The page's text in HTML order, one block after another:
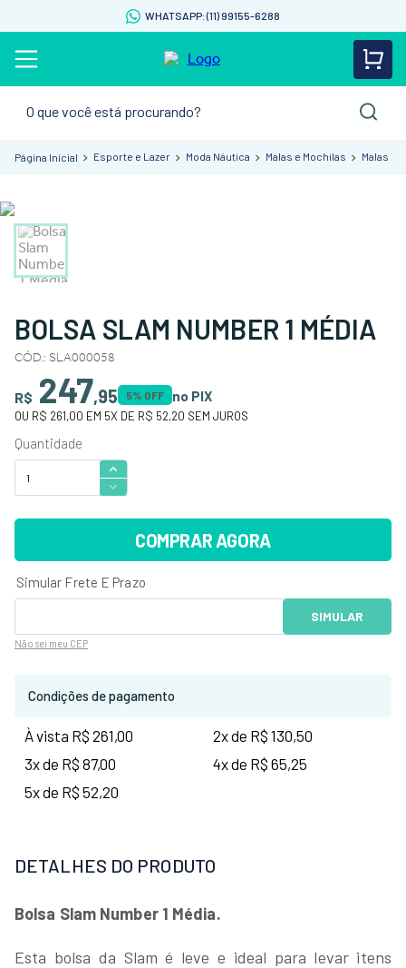
WHATSAPP: (11) 99155-6288
Esporte e Lazer Moda Náutica Malas e Mochilas Malas
BOLSA SLAM NUMBER 1 MÉDIA
CÓD.: SLA000058
R$ 247,95 5% OFF no PIX
OU R$ 261,00 EM 5X DE R$ 52,20 SEM JUROS
COMPRAR AGORA
Não sei meu CEP
Condições de pagamento
À vista R$ 261,00
2x de R$ 130,50
3x de R$ 87,00
4x de R$ 65,25
5x de R$ 52,20
DETALHES DO PRODUTO
Bolsa Slam Number 1 Média.
Esta bolsa da Slam é leve e ideal para levar itens